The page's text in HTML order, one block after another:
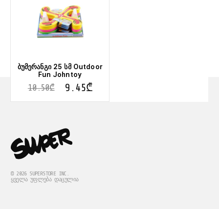
ბუმერანგი 25 სმ Outdoor
Fun Johntoy
10.50₾ 9.45₾
© 2026 SUPERSTORE INC.
ᲧᲕᲔᲚᲐ ᲣᲤᲚᲔᲑᲐ ᲓᲐᲪᲣᲚᲘᲐ